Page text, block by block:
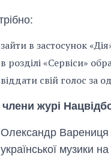
зайти в застосунок
в розділі «Сервіси»
віддати свій голос за
журі
Олександр Варениця
української музики